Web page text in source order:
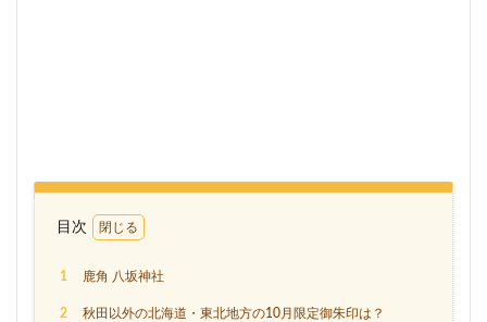
目次
1 鹿角 八坂神社
2 秋田以外の北海道・東北地方の10月限定御朱印は？